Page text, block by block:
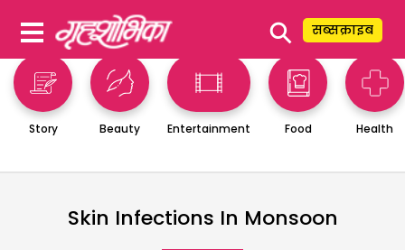
⚲ सब्सक्राइब
Story Beauty Entertainment Food Health
Skin Infections In Monsoon